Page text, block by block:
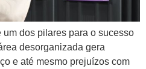
dos pilares para o sucesso
desorganizada gera
e até mesmo prejuízos com